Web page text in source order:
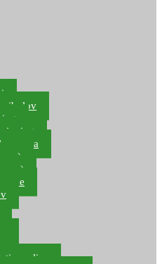
ribolov
soma
varalica